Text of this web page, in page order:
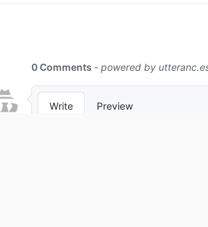
一个文本文件，确定所有单
词的使用频率并从高到低排
序，打印出...